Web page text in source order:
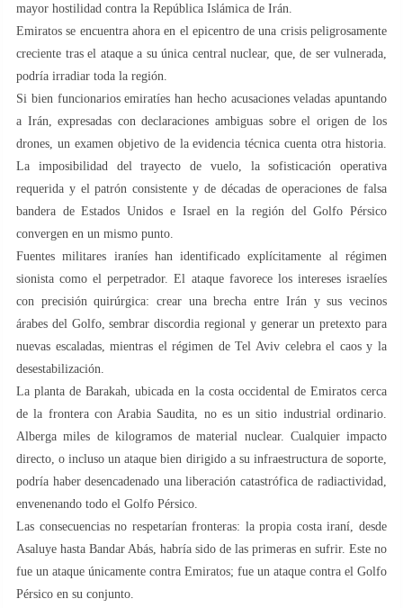
mayor hostilidad contra la República Islámica de Irán.
Emiratos se encuentra ahora en el epicentro de una crisis peligrosamente
creciente tras el ataque a su única central nuclear, que, de ser vulnerada,
podría irradiar toda la región.
Si bien funcionarios emiratíes han hecho acusaciones veladas apuntando
a Irán, expresadas con declaraciones ambiguas sobre el origen de los
drones, un examen objetivo de la evidencia técnica cuenta otra historia.
La imposibilidad del trayecto de vuelo, la sofisticación operativa
requerida y el patrón consistente y de décadas de operaciones de falsa
bandera de Estados Unidos e Israel en la región del Golfo Pérsico
convergen en un mismo punto.
Fuentes militares iraníes han identificado explícitamente al régimen
sionista como el perpetrador. El ataque favorece los intereses israelíes
con precisión quirúrgica: crear una brecha entre Irán y sus vecinos
árabes del Golfo, sembrar discordia regional y generar un pretexto para
nuevas escaladas, mientras el régimen de Tel Aviv celebra el caos y la
desestabilización.
La planta de Barakah, ubicada en la costa occidental de Emiratos cerca
de la frontera con Arabia Saudita, no es un sitio industrial ordinario.
Alberga miles de kilogramos de material nuclear. Cualquier impacto
directo, o incluso un ataque bien dirigido a su infraestructura de soporte,
podría haber desencadenado una liberación catastrófica de radiactividad,
envenenando todo el Golfo Pérsico.
Las consecuencias no respetarían fronteras: la propia costa iraní, desde
Asaluye hasta Bandar Abás, habría sido de las primeras en sufrir. Este no
fue un ataque únicamente contra Emiratos; fue un ataque contra el Golfo
Pérsico en su conjunto.